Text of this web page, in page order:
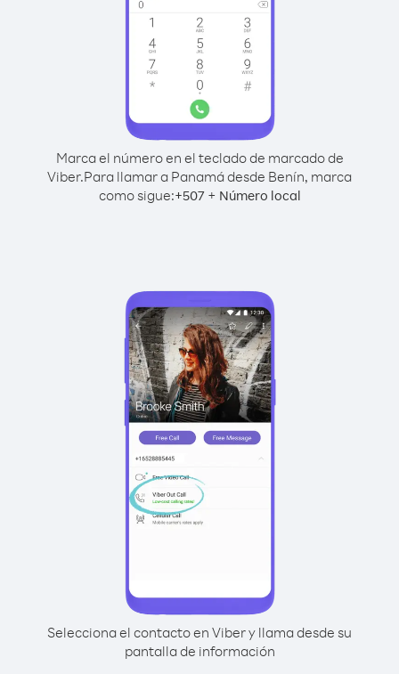
Marca el número en el teclado de marcado de
Viber.Para llamar a Panamá desde Benín, marca
como sigue:+507+ Número local
Selecciona el contacto en Viber y llama desde su
pantalla de información